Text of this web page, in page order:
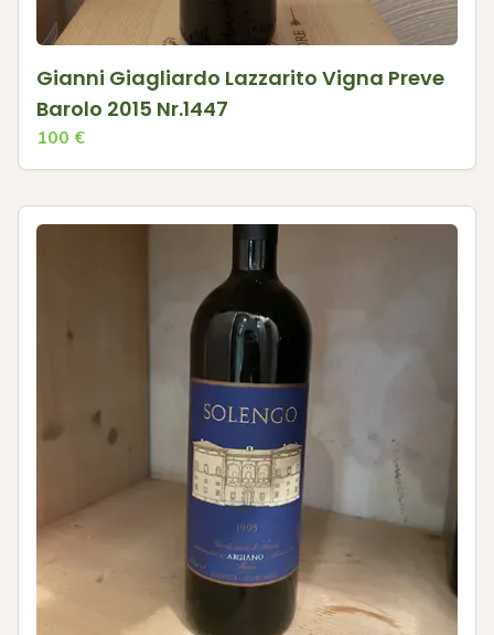
Gianni Giagliardo Lazzarito Vigna Preve
Barolo 2015 Nr.1447
100 €